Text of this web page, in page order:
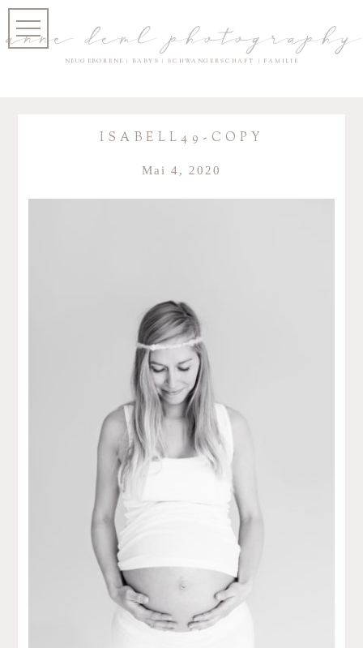
NEUGEBORENE | BABYS | SCHWANGERSCHAFT | FAMILIE
anne deml photography
ISABELL49-COPY
Mai 4, 2020